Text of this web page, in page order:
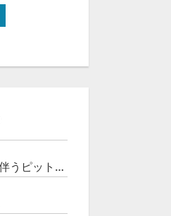
新宿ピットイン改装休業に伴うピットインネットジャズのご案内